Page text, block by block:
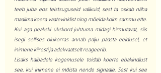
teeb juba eos teistsuguseid valikuid, sest ta oskab näha
maailma koera vaatevinklist ning mõelda kolm sammu ette.
Kui aga peakski ükskord juhtuma midagi hirmutavat, siis
isegi sellises olukorras annab palju päästa eeldusel, et
inimene kiiresti ja adekvaatselt reageerib.
Lisaks halbadele kogemusele toidab koerte ebakindlust
see, kui inimene ei mõista nende signaale. Sest kui see